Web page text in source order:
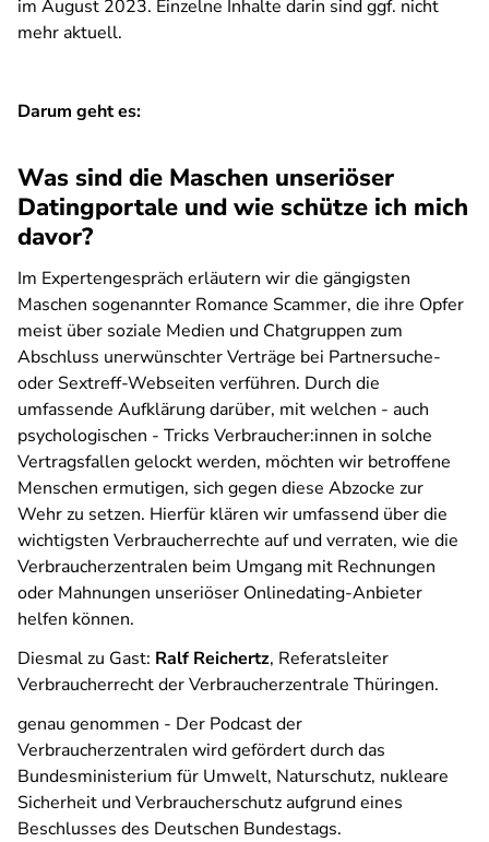
im August 2023. Einzelne Inhalte darin sind ggf. nicht
mehr aktuell.
Darum geht es:
Was sind die Maschen unseriöser
Datingportale und wie schütze ich mich
davor?
Im Expertengespräch erläutern wir die gängigsten
Maschen sogenannter Romance Scammer, die ihre Opfer
meist über soziale Medien und Chatgruppen zum
Abschluss unerwünschter Verträge bei Partnersuche-
oder Sextreff-Webseiten verführen. Durch die
umfassende Aufklärung darüber, mit welchen - auch
psychologischen - Tricks Verbraucher:innen in solche
Vertragsfallen gelockt werden, möchten wir betroffene
Menschen ermutigen, sich gegen diese Abzocke zur
Wehr zu setzen. Hierfür klären wir umfassend über die
wichtigsten Verbraucherrechte auf und verraten, wie die
Verbraucherzentralen beim Umgang mit Rechnungen
oder Mahnungen unseriöser Onlinedating-Anbieter
helfen können.
Diesmal zu Gast: Ralf Reichertz, Referatsleiter
Verbraucherrecht der Verbraucherzentrale Thüringen.
genau genommen - Der Podcast der
Verbraucherzentralen wird gefördert durch das
Bundesministerium für Umwelt, Naturschutz, nukleare
Sicherheit und Verbraucherschutz aufgrund eines
Beschlusses des Deutschen Bundestags.